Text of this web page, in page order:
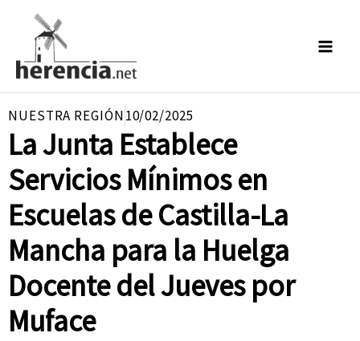
contenido
NUESTRA REGIÓN10/02/2025
La Junta Establece
Servicios Mínimos en
Escuelas de Castilla-La
Mancha para la Huelga
Docente del Jueves por
Muface